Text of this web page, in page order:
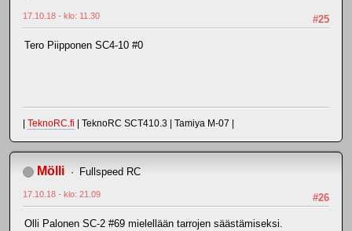
#25
17.10.18 - klo: 11.30
Tero Piipponen SC4-10 #0
| TeknoRC.fi | TeknoRC SCT410.3 | Tamiya M-07 |
Mölli Fullspeed RC
#26
17.10.18 - klo: 21.09
Olli Palonen SC-2 #69 mielellään tarrojen säästämiseksi.